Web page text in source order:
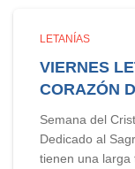
LETANÍAS
VIERNES
CORAZÓN
Semana del
Dedicado al
tienen una larga